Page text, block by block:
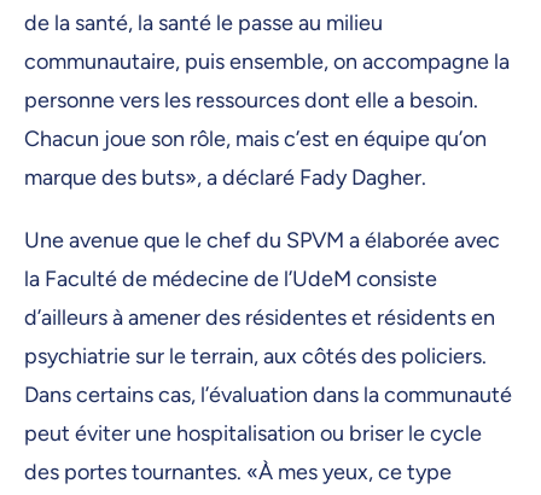
de la santé, la santé le passe au milieu
communautaire, puis ensemble, on accompagne la
personne vers les ressources dont elle a besoin.
Chacun joue son rôle, mais c’est en équipe qu’on
marque des buts», a déclaré Fady Dagher.
Une avenue que le chef du SPVM a élaborée avec
la Faculté de médecine de l’UdeM consiste
d’ailleurs à amener des résidentes et résidents en
psychiatrie sur le terrain, aux côtés des policiers.
Dans certains cas, l’évaluation dans la communauté
peut éviter une hospitalisation ou briser le cycle
des portes tournantes. «À mes yeux, ce type